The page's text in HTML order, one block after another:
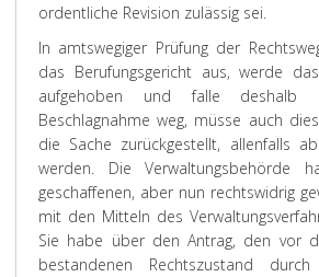
ordentliche Revision zulässig sei.
In amtswegiger Prüfung der
das Berufungsgericht aus, werde
aufgehoben und falle
Beschlagnahme weg, müsse auch
die Sache zurückgestellt, allenfalls
werden. Die Verwaltungsbehörde
geschaffenen, aber nun rechtswidrig
mit den Mitteln des
Sie habe über den Antrag, den vor
bestandenen Rechtszustand